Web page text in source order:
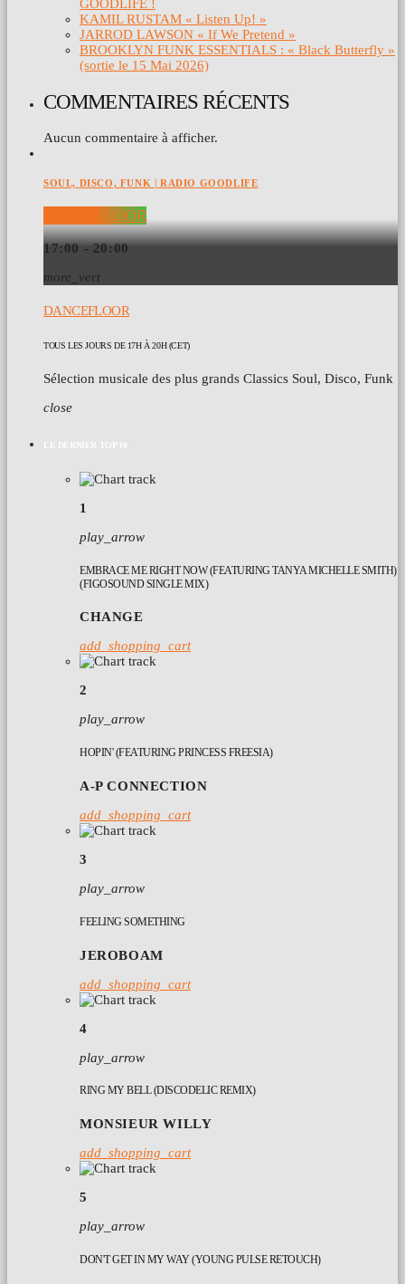
GOODLIFE !
KAMIL RUSTAM « Listen Up! »
JARROD LAWSON « If We Pretend »
BROOKLYN FUNK ESSENTIALS : « Black Butterfly »
(sortie le 15 Mai 2026)
COMMENTAIRES RÉCENTS
Aucun commentaire à afficher.
SOUL, DISCO, FUNK | RADIO GOODLIFE
DANCEFLOOR
17:00 - 20:00
more_vert
DANCEFLOOR
TOUS LES JOURS DE 17H À 20H (CET)
Sélection musicale des plus grands Classics Soul, Disco, Funk
close
LE DERNIER TOP 10
1
play_arrow
EMBRACE ME RIGHT NOW (FEATURING TANYA MICHELLE SMITH)
(FIGOSOUND SINGLE MIX)
CHANGE
add_shopping_cart
2
play_arrow
HOPIN' (FEATURING PRINCESS FREESIA)
A-P CONNECTION
add_shopping_cart
3
play_arrow
FEELING SOMETHING
JEROBOAM
add_shopping_cart
4
play_arrow
RING MY BELL (DISCODELIC REMIX)
MONSIEUR WILLY
add_shopping_cart
5
play_arrow
DON'T GET IN MY WAY (YOUNG PULSE RETOUCH)